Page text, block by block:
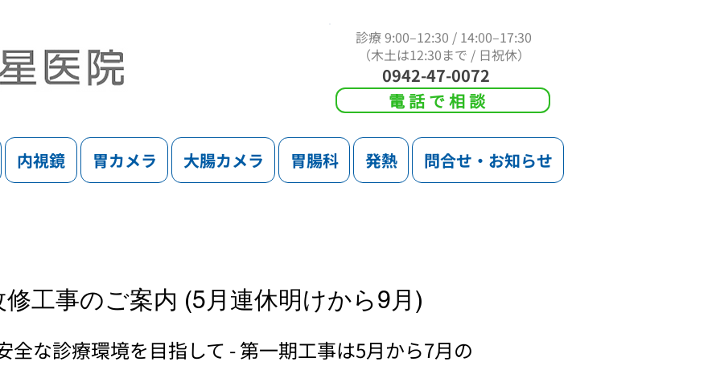
診療 9:00–12:30 / 14:00–17:30
（木土は12:30まで / 日祝休）
0942-47-0072
電話で相談
内視鏡 胃カメラ 大腸カメラ 胃腸科 発熱 問合せ・お知らせ
工事のご案内 (5月連休明けから9月)
全な診療環境を目指して - 第一期工事は5月から7月の